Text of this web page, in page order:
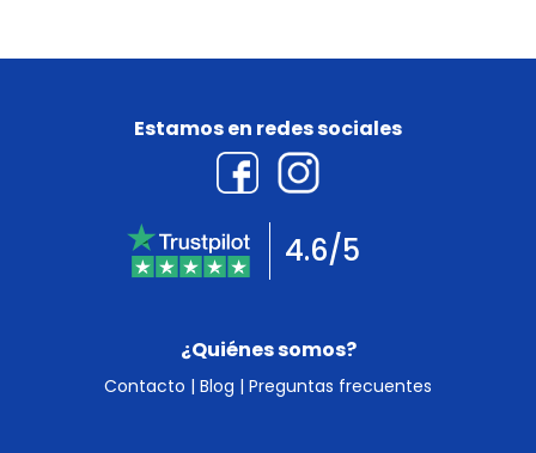
¿Quiénes somos?
Contacto | Blog | Preguntas frecuentes
Estamos en redes sociales
4.6/5